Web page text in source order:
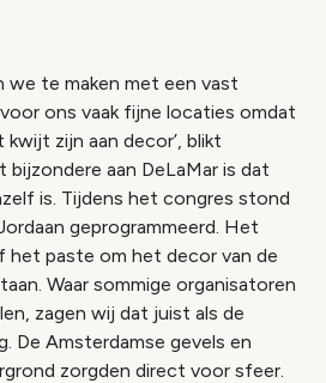
we te maken met een vast
ons vaak fijne locaties omdat
zijn aan decor’, blikt
bijzondere aan DeLaMar is dat
is. Tijdens het congres stond
geprogrammeerd. Het
het paste om het decor van de
Waar sommige organisatoren
zagen wij dat juist als de
De Amsterdamse gevels en
zorgden direct voor sfeer.